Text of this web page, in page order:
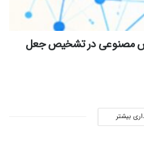
مصنوعی در تشخیص جعل
بیشتر